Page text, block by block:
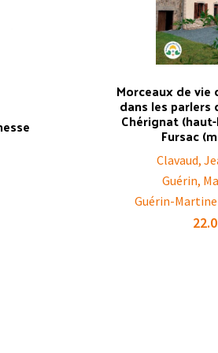
Morceaux de vie
dans les parlers
Chérignat
Fursac
Clavaud,
Guérin,
Guérin-